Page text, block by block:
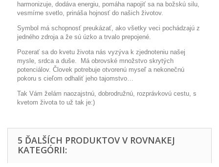
harmonizuje, dodáva energiu, pomáha napojiť sa na božskú silu,
vesmírne svetlo, prináša hojnosť do našich životov.
Symbol má schopnosť preukázať, ako všetky veci pochádzajú z
jedného zdroja a že sú úzko a trvalo prepojené.
Pozerať sa do kvetu života nás vyzýva k zjednoteniu našej
mysle, srdca a duše. Má obrovské množstvo skrytých
potenciálov. Človek potrebuje otvorenú myseľ a nekonečnú
pokoru s cieľom odhaliť jeho tajomstvo…
Tak Vám želám naozajstnú, dobrodružnú, rozprávkovú cestu, s
kvetom života to už tak je:)
5 ĎALŠÍCH PRODUKTOV V ROVNAKEJ
KATEGÓRII: